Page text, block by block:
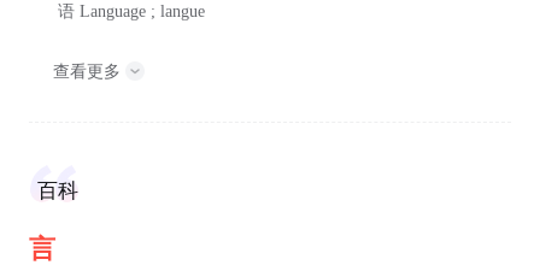
语 Language ; langue
查看更多
百科
言